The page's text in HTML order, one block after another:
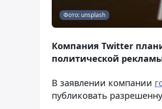
Фото: unsplash
Компания Twitter
политической
В заявлении компании
публиковать